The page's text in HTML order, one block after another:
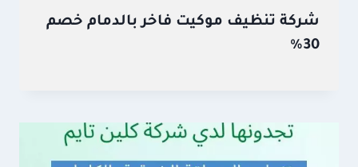
شركة تنظيف موكيت فاخر بالدمام خصم
30%